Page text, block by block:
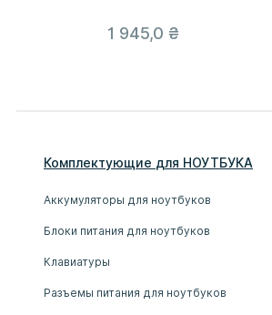
1 945,0 ₴
Комплектующие для НОУТБУКА
Аккумуляторы для ноутбуков
Блоки питания для ноутбуков
Клавиатуры
Разъемы питания для ноутбуков